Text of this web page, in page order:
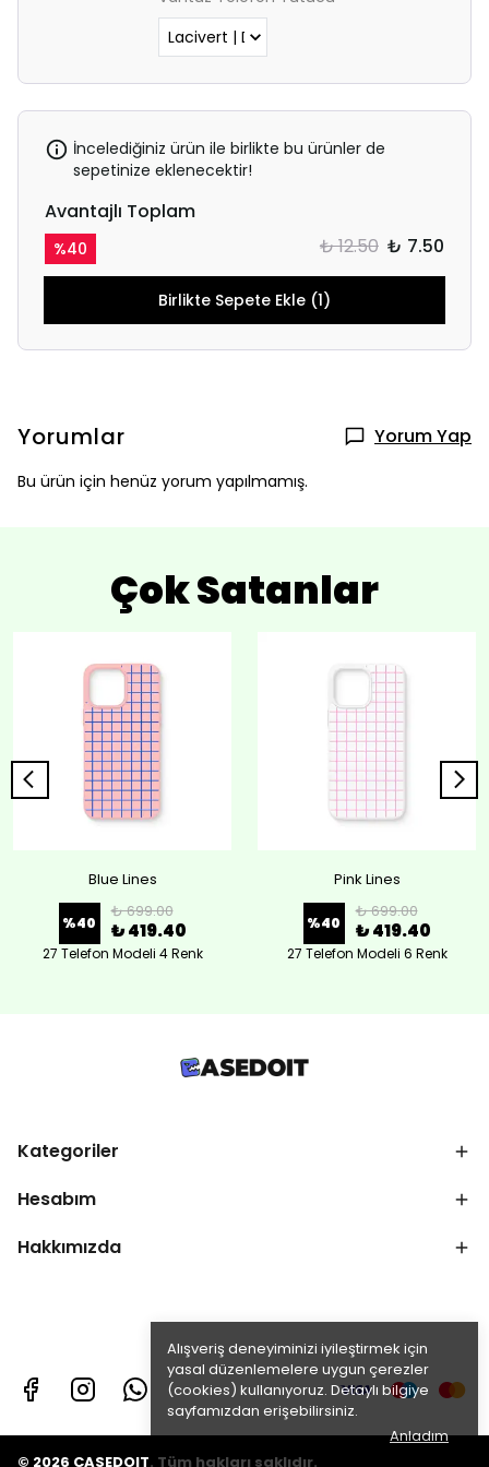
Alışveriş deneyiminizi iyileştirmek için
yasal düzenlemelere uygun çerezler
(cookies) kullanıyoruz. Detaylı bilgiye
sayfamızdan erişebilirsiniz.
Anladım
İncelediğiniz ürün ile birlikte bu ürünler de
sepetinize eklenecektir!
Avantajlı Toplam
%40 ₺ 12.50 ₺ 7.50
Birlikte Sepete Ekle (1)
Yorumlar Yorum Yap
Bu ürün için henüz yorum yapılmamış.
Çok Satanlar
Blue Lines
%40
₺ 699.00
₺ 419.40
27 Telefon Modeli 4 Renk
Pink Lines
%40
₺ 699.00
₺ 419.40
27 Telefon Modeli 6 Renk
Kategoriler
Hesabım
Hakkımızda
© 2026 CASEDOIT. Tüm hakları saklıdır.